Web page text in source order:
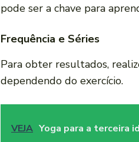
pode ser a chave para
Frequência e Séries
Para obter resultados,
dependendo do exercício.
VEJA Yoga para a terceira